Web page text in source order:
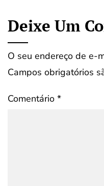
Deixe Um
O seu endereço de e-
Campos obrigatórios
Comentário *